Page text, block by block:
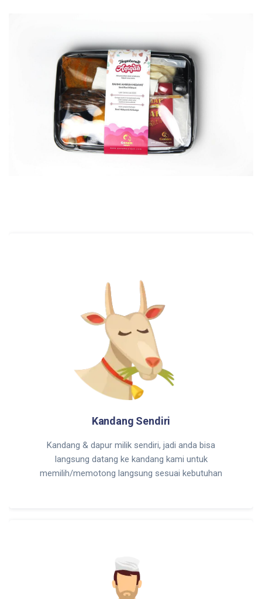
Kandang Sendiri
Kandang & dapur milik sendiri, jadi anda bisa
langsung datang ke kandang kami untuk
memilih/memotong langsung sesuai kebutuhan